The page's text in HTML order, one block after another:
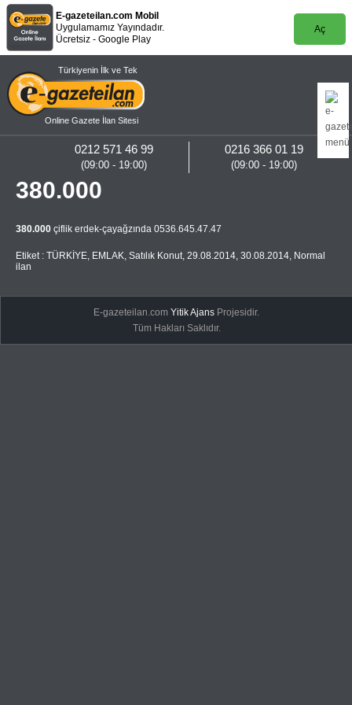
E-gazeteilan.com Mobil
Uygulamamız Yayındadır.
Ücretsiz - Google Play
Aç
Türkiyenin İlk ve Tek
Online Gazete İlan Sitesi
0216 366 01 19
(09:00 - 19:00)
0212 571 46 99
(09:00 - 19:00)
380.000
380.000 çiflik erdek-çayağzında 0536.645.47.47
Etiket : TÜRKİYE, EMLAK, Satılık Konut, 29.08.2014, 30.08.2014, Normal
ilan
E-gazeteilan.comYitik Ajans Projesidir.
Tüm Hakları Saklıdır.